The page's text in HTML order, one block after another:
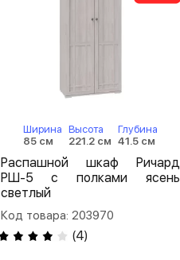
Ширина
85 см
Высота
221.2 см
Глубина
41.5 см
Распашной шкаф Ричард
РШ-5 с полками ясень
светлый
Код товара: 203970
(4)